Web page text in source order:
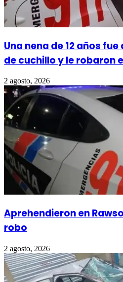
Una nena de 12 años
de cuchillo y le robaron
2 agosto, 2026
Aprehendieron en
robo
2 agosto, 2026